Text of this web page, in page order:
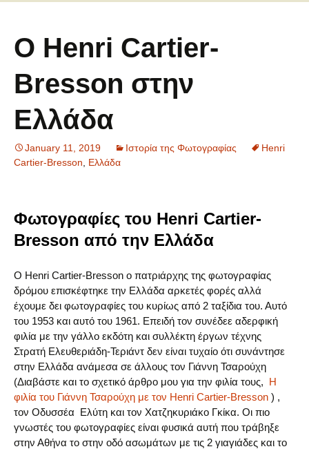
Ο Henri Cartier-
Bresson στην
Ελλάδα
January 11, 2019 Ιστορία της Φωτογραφίας
Henri
Cartier-Bresson
Ελλάδα
Φωτογραφίες του Henri Cartier-
Bresson από την Ελλάδα
Ο Henri Cartier-Bresson ο πατριάρχης της φωτογραφίας
δρόμου επισκέφτηκε την Ελλάδα αρκετές φορές αλλά
έχουμε δει φωτογραφίες του κυρίως από 2 ταξίδια του. Αυτό
του 1953 και αυτό του 1961. Επειδή τον συνέδεε αδερφική
φιλία με την γάλλο εκδότη και συλλέκτη έργων τέχνης
Στρατή Ελευθεριάδη-Τεριάντ δεν είναι τυχαίο ότι συνάντησε
στην Ελλάδα ανάμεσα σε άλλους τον Γιάννη Τσαρούχη
(Διαβάστε και το σχετικό άρθρο μου για την φιλία τους, Η
φιλία του Γιάννη Τσαρούχη με τον Henri Cartier-Bresson ) ,
τον Οδυσσέα Ελύτη και τον Χατζηκυριάκο Γκίκα. Οι πιο
γνωστές του φωτογραφίες είναι φυσικά αυτή που τράβηξε
στην Αθήνα το στην οδό ασωμάτων με τις 2 γιαγιάδες και το